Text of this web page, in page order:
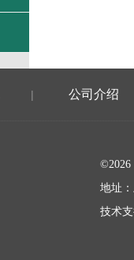
| 公司介绍
地址
技术